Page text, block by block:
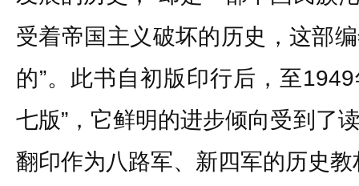
受着帝国主义破坏的历史，这部
的”。此书自初版印行后，至
七版”，它鲜明的进步倾向受到了
翻印作为八路军、新四军的历史教